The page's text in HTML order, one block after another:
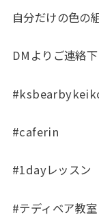
自分だけの色の
DMよりご連絡
#caferin
#1dayレッスン
#テディベア教室